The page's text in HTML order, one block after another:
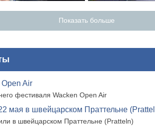
Показать больше
Air
фестиваля Wacken Open Air
мая в швейцарском Праттельне
в швейцарском Праттельне (Pratteln)